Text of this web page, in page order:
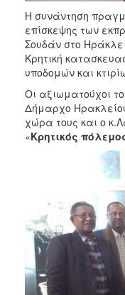
Η συνάντηση
επίσκεψης των
Σουδάν στο
Κρητική
υποδομών και
Οι αξιωματούχοι
Δήμαρχο
χώρα τους και ο
«Κρητικός